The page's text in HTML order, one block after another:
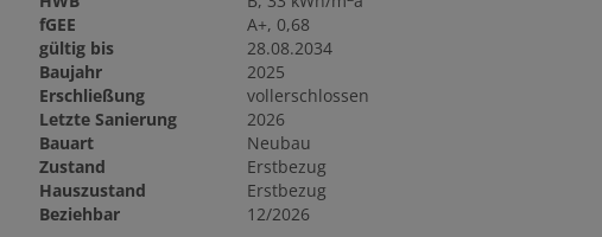
fGEE
A+, 0,68
gültig bis
28.08.2034
Baujahr
2025
Erschließung
vollerschlossen
Letzte Sanierung
2026
Bauart
Neubau
Zustand
Erstbezug
Hauszustand
Erstbezug
Beziehbar
12/2026